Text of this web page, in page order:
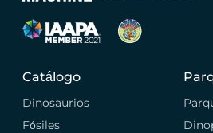
Catálogo
Dinosaurios
Fósiles